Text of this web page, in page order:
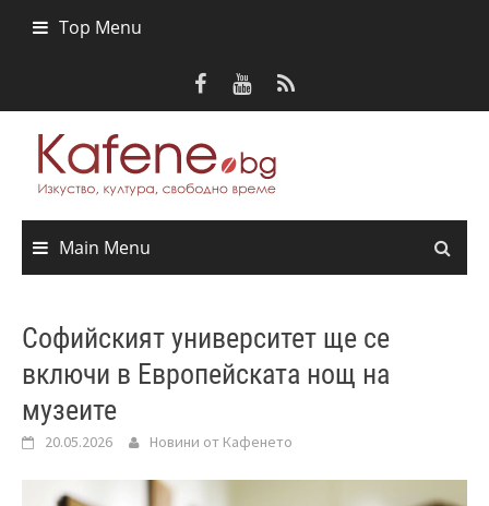
Top Menu
Main Menu
Софийският университет ще се
включи в Европейската нощ на
музеите
20.05.2026 Новини от Кафенето